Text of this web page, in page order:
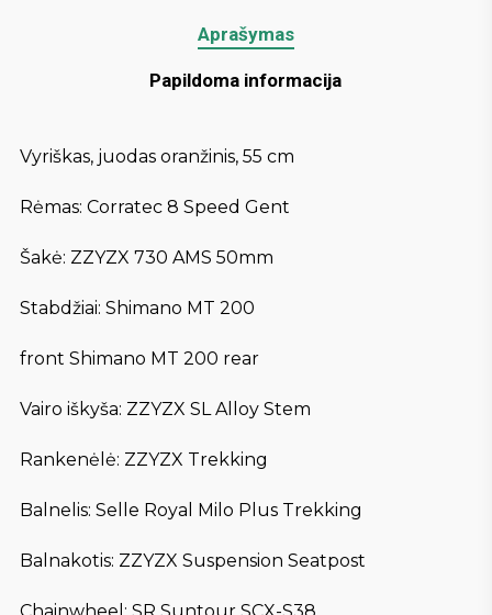
Aprašymas
Papildoma informacija
Vyriškas, juodas oranžinis, 55 cm
Rėmas: Corratec 8 Speed Gent
Šakė: ZZYZX 730 AMS 50mm
Stabdžiai: Shimano MT 200
front Shimano MT 200 rear
Vairo iškyša: ZZYZX SL Alloy Stem
Rankenėlė: ZZYZX Trekking
Balnelis: Selle Royal Milo Plus Trekking
Balnakotis: ZZYZX Suspension Seatpost